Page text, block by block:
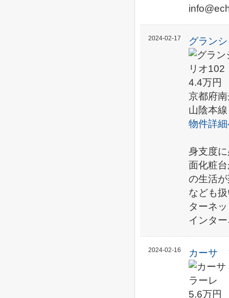
2024-02-17 グラン
4.4万円
京都府
山陰本
物件詳
身支度
面化粧
の生活
なども
ターネ
インタ
2024-02-16 カーサ
5.6万円